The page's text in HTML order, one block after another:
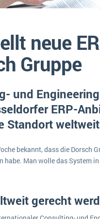
neue
Gruppe
und
ERP-
Standort
bekannt, dass die Dorsch
habe. Man wolle das System
gerecht